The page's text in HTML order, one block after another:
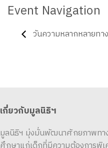
Event Navigation
วันความหลากหลายทา
เกี่ยวกับมูลนิธิฯ
มูลนิธิฯ มุ่งมั่นพัฒนาศักยภาพทา